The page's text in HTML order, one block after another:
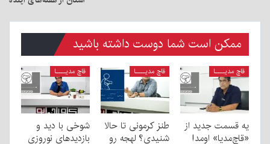
ممکن است شما دوست داشته باشید
قاچ مدیــــا
یه قسمت جدید از
«قاچ‌مدیا» اومد!
قاچ مدیــــا
طنز کرمونی تا حالا
شنیدی؟ لهجه رو
قاچ مدیــــا
شوخی با دید و
بازدیدهای نوروزی